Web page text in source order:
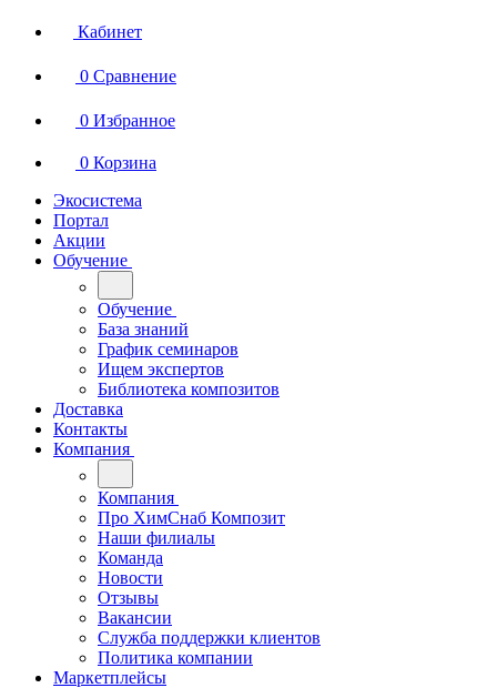
Кабинет
0 Сравнение
0 Избранное
0 Корзина
Экосистема
Портал
Акции
Обучение
Обучение
База знаний
График семинаров
Ищем экспертов
Библиотека композитов
Доставка
Контакты
Компания
Компания
Про ХимСнаб Композит
Наши филиалы
Команда
Новости
Отзывы
Вакансии
Служба поддержки клиентов
Политика компании
Маркетплейсы